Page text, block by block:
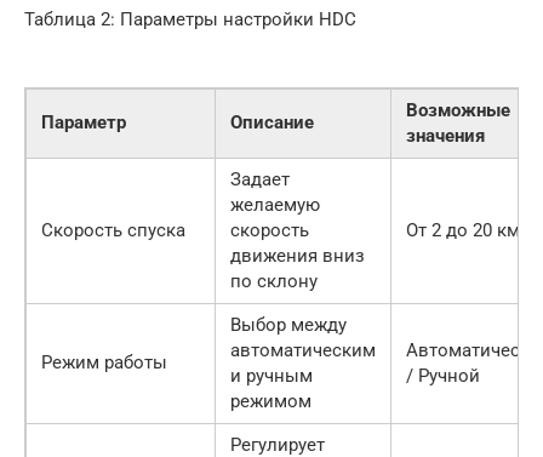
Таблица 2: Параметры настройки HDC
Параметр Описание
Возможные
значения
Скорость спуска
Задает
желаемую
скорость
движения вниз
по склону
От 2 до 20 км/ч
Режим работы
Выбор между
автоматическим
и ручным
режимом
/ Ручной
Регулирует